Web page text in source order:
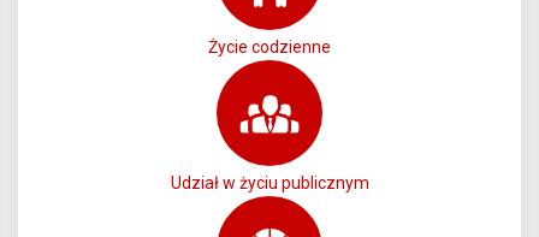
Życie codzienne
Udział w życiu publicznym